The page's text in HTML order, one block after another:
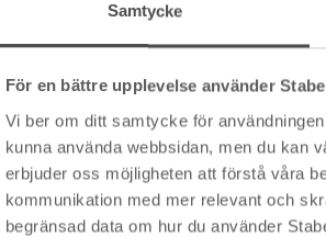
Samtycke
För en bättre upplevelse använder
Vi ber om ditt samtycke för
kunna använda webbsidan, men du kan
erbjuder oss möjligheten att förstå våra
kommunikation med mer relevant och
begränsad data om hur du använder
energislag som naturgas (LNG och
internationella energimarknaderna.